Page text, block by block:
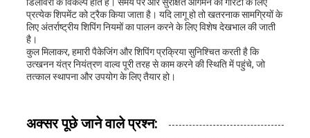
डिलीवरी के विकल्प होते हैं। समय पर और सुरक्षित आगमन की गारंटी के लिए
प्रत्येक शिपमेंट को ट्रैक किया जाता है। यदि लागू हो तो खतरनाक सामग्रियों के
लिए अंतर्राष्ट्रीय शिपिंग नियमों का पालन करने के लिए विशेष देखभाल की जाती
है।
कुल मिलाकर, हमारी पैकेजिंग और शिपिंग प्रक्रिया सुनिश्चित करती है कि
उत्खनन यंत्र नियंत्रण वाल्व पूरी तरह से काम करने की स्थिति में पहुंचे, जो
तत्काल स्थापना और उपयोग के लिए तैयार हो।
अक्सर पूछे जाने वाले प्रश्न: